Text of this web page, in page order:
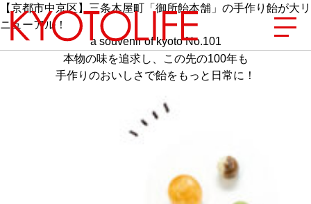
エリアから探す
【京都市中京区】三条木屋町「御所飴本舗」の手作り飴が大リ
ニューアル！
a souvenir of kyoto No.101
本物の味を追求し、この先の100年も
手作りのおいしさで飴をもっと日常に！